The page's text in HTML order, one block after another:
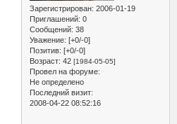
Зарегистрирован: 2006-01-19
Приглашений: 0
Сообщений: 38
Уважение: [+0/-0]
Позитив: [+0/-0]
Возраст: 42 [1984-05-05]
Провел на форуме:
Не определено
Последний визит:
2008-04-22 08:52:16